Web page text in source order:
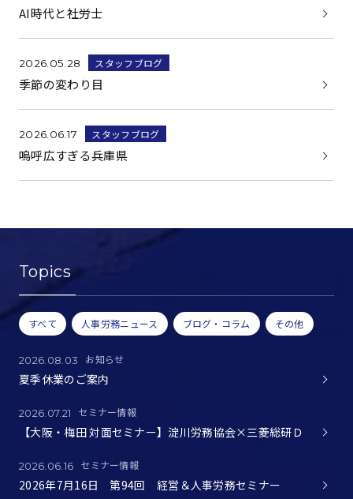
Topics
すべて 人事労務ニュース ブログ・コラム その他
2026.08.03 お知らせ
夏季休業のご案内
2026.07.21 セミナー情報
【大阪・梅田 対面セミナー】淀川労務協会×三菱総研Ｄ
2026.06.16 セミナー情報
2026年7月16日 第94回 経営＆人事労務セミナー
AI時代と社労士
2026.05.28 スタッフブログ
季節の変わり目
2026.06.17 スタッフブログ
嗚呼広すぎる兵庫県